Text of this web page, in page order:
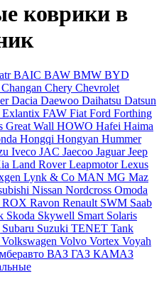
коврики в
BAIC BAW BMW BYD
Changan Chery Chevrolet
Dacia Daewoo Daihatsu Datsun
Exlantix FAW Fiat Ford Forthing
Great Wall HOWO Hafei Haima
Hongqi Hongyan Hummer
Iveco JAC Jaecoo JaguarJeep
Land RoverLeapmotorLexus
Lynk & Co MAN MG Maz
Nissan Nordcross Omoda
ROX Ravon Renault SWM Saab
Skoda Skywell Smart Solaris
Subaru Suzuki TENET Tank
Volkswagen Volvo Vortex Voyah
ВАЗ ГАЗ КАМАЗ